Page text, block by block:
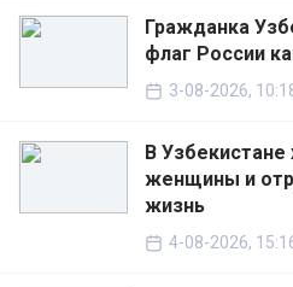
Гражданка
флаг России
3-08-2026,
В
женщины и
жизнь
4-08-2026,